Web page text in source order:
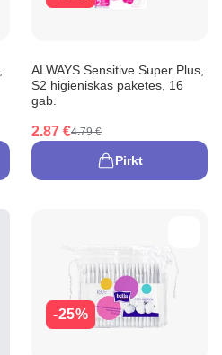
ALWAYS Sensitive Super Plus,
S2 higiēniskās paketes, 16
gab.
2.87 €4.79 €
Pirkt
-25%